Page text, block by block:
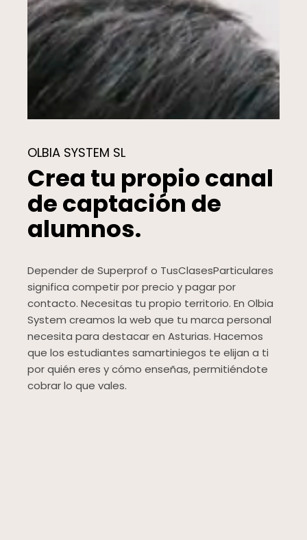
OLBIA SYSTEM SL
Crea tu propio canal
de captación de
alumnos.
Depender de Superprof o TusClasesParticulares
significa competir por precio y pagar por
contacto. Necesitas tu propio territorio. En Olbia
System creamos la web que tu marca personal
necesita para destacar en Asturias. Hacemos
que los estudiantes samartiniegos te elijan a ti
por quién eres y cómo enseñas, permitiéndote
cobrar lo que vales.